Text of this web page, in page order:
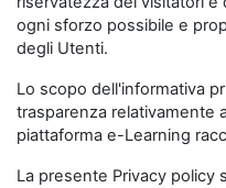
ogni sforzo possibile e
degli Utenti.
Lo scopo dell'informativa
trasparenza relativamente
piattaforma e-Learning
La presente Privacy policy